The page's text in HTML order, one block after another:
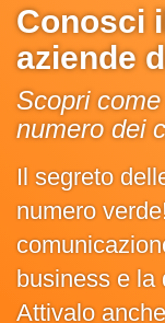
Conosci
aziende
Scopri
numero dei
Il segreto
numero
business e la
Attivalo